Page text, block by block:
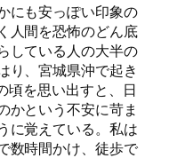
にも安っぽい印象の
人間を恐怖のどん底
している人の大半の
り、宮城県沖で起き
頃を思い出すと、日
かという不安に苛ま
に覚えている。私は
数時間かけ、徒歩で